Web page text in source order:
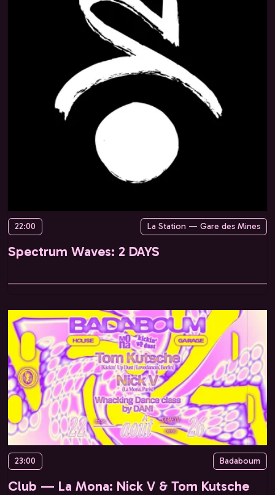
22:00 La Station — Gare des Mines
Spectrum Waves: 2 DAYS
23:00 Badaboum
Club — La Mona: Nick V & Tom Kutsche